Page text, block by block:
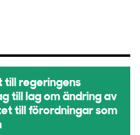
till regeringens
till lag om ändring av
till förordningar som